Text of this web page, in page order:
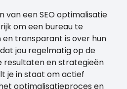
van een SEO optimalisatie
om een bureau te
transparant is over hun
jou regelmatig op de
resultaten en strategieën
je in staat om actief
optimalisatieproces en